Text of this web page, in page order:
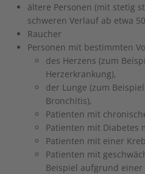
ältere Personen (mit stetig
schweren Verlauf ab etwa
Raucher
Personen mit bestimmten
des Herzens (zum
Herzerkrankung),
der Lunge (zum
Bronchitis),
Patienten mit
Patienten mit Diabetes
Patienten mit einer
Patienten mit
Beispiel aufgrund